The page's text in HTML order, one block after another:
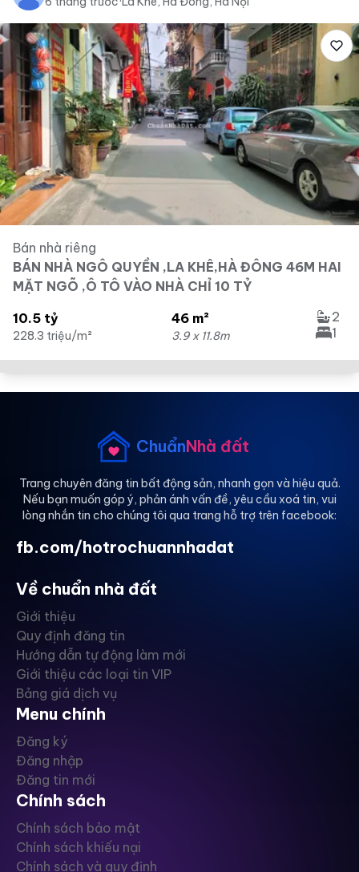
Bán nhà riêng
BÁN NHÀ NGÔ QUYỀN ,LA KHÊ,HÀ ĐÔNG 46M HAI
MẶT NGÕ ,Ô TÔ VÀO NHÀ CHỈ 10 TỶ
10.5 tỷ
228.3 triệu/m²
46 m²
3.9 x 11.8m
2
1
ChuẩnNhà đất
Trang chuyên đăng tin bất động sản, nhanh gọn và hiệu quả.
Nếu bạn muốn góp ý, phản ánh vấn đề, yêu cầu xoá tin, vui
lòng nhắn tin cho chúng tôi qua trang hỗ trợ trên facebook:
fb.com/hotrochuannhadat
Về chuẩn nhà đất
Giới thiệu
Quy định đăng tin
Hướng dẫn tự động làm mới
Giới thiệu các loại tin VIP
Bảng giá dịch vụ
Menu chính
Đăng ký
Đăng nhập
Đăng tin mới
Chính sách
Chính sách bảo mật
Chính sách khiếu nại
Chính sách và quy định